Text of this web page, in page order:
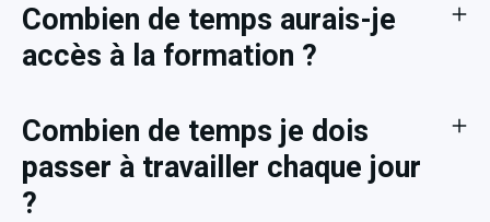
Combien de temps aurais-je
accès à la formation ?
Combien de temps je dois
passer à travailler chaque jour
?